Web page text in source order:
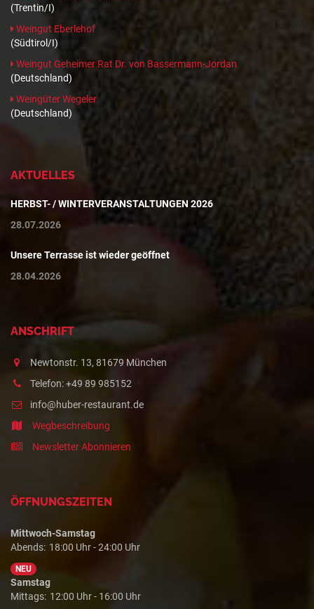
(Trentin/I)
Weingut Eberlehof
(Südtirol/I)
Weingut Geheimer Rat Dr. von Bassermann-Jordan
(Deutschland)
Weingüter Wegeler
(Deutschland)
AKTUELLES
HERBST- / WINTERVERANSTALTUNGEN 2026
28.07.2026
Unsere Terrasse ist wieder geöffnet
28.04.2026
ANSCHRIFT
Newtonstr. 13, 81679 München
Telefon: +49 89 985152
info@huber-restaurant.de
Wegbeschreibung
Newsletter Abonnieren
ÖFFNUNGSZEITEN
Mittwoch-Samstag
Abends: 18:00 Uhr - 24:00 Uhr
NEU
Samstag
Mittags: 12:00 Uhr - 16:00 Uhr